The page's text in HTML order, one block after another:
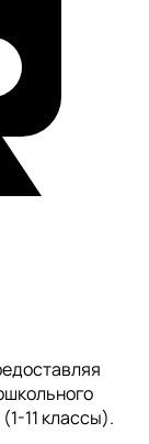
11 классы).